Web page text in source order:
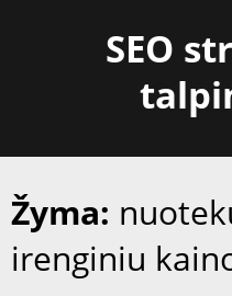
SEO
Žyma:
irenginiu